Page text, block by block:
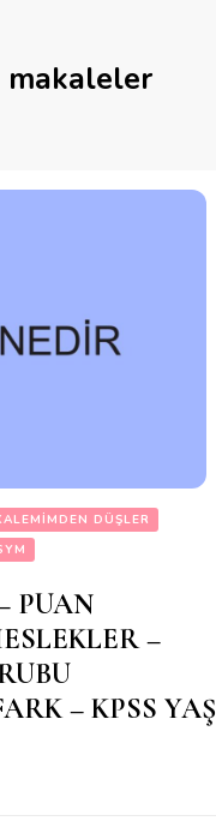
makaleler
DÜŞLER
PUAN
–
– KPSS YAŞ